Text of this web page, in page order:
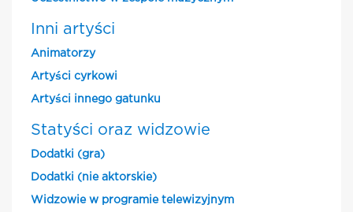
Inni artyści
Animatorzy
Artyści cyrkowi
Artyści innego gatunku
Statyści oraz widzowie
Dodatki (gra)
Dodatki (nie aktorskie)
Widzowie w programie telewizyjnym